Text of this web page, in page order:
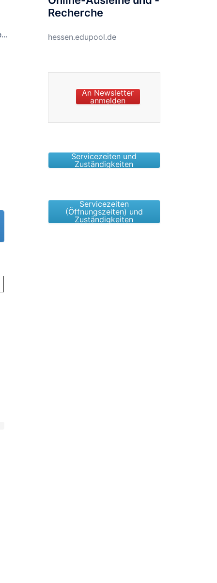
Recherche
hessen.edupool.de
An Newsletter
anmelden
Servicezeiten und
Zuständigkeiten
Servicezeiten
(Öffnungszeiten) und
Zuständigkeiten